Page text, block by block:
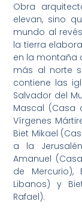
Obra
elevan, sino
mundo al
la tierra
en la montaña
más al norte
contiene las
Salvador del
Mascal (Casa
Vírgenes
Biet Mikael
a la
Amanuel
de
Libanos) y
Rafael).